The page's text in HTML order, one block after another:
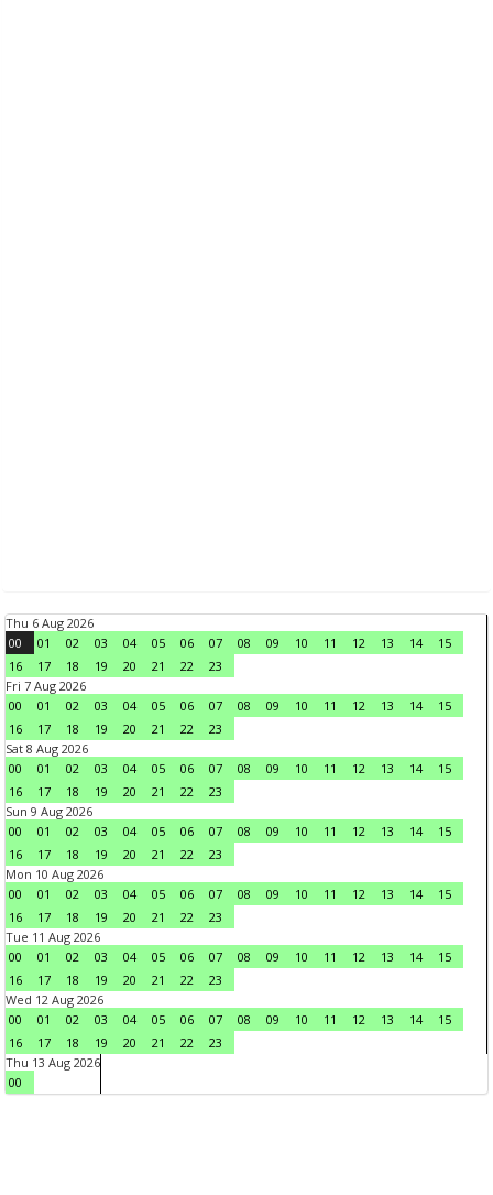
Thu 6 Aug 2026
00
01 02 03 04 05 06 07 08 09 10 11 12 13 14
15
16
17 18 19 20 21 22
23
Fri 7 Aug 2026
00
01 02 03 04 05 06 07 08 09 10 11 12 13 14
15
16
17 18 19 20 21 22
23
Sat 8 Aug 2026
00
01 02 03 04 05 06 07 08 09 10 11 12 13 14
15
16
17 18 19 20 21 22
23
Sun 9 Aug 2026
00
01 02 03 04 05 06 07 08 09 10 11 12 13 14
15
16
17 18 19 20 21 22
23
Mon 10 Aug 2026
00
01 02 03 04 05 06 07 08 09 10 11 12 13 14
15
16
17 18 19 20 21 22
23
Tue 11 Aug 2026
00
01 02 03 04 05 06 07 08 09 10 11 12 13 14
15
16
17 18 19 20 21 22
23
Wed 12 Aug 2026
00
01 02 03 04 05 06 07 08 09 10 11 12 13 14
15
16
17 18 19 20 21 22
23
Thu 13 Aug 2026
00